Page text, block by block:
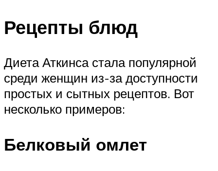
Рецепты блюд
Диета Аткинса стала популярной
среди женщин из-за доступности
простых и сытных рецептов. Вот
несколько примеров:
Белковый омлет